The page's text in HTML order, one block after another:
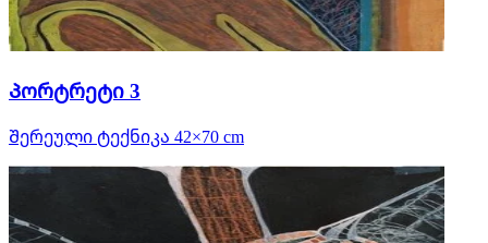
Პორტრეტი 3
Შერეული ტექნიკა 42×70 cm